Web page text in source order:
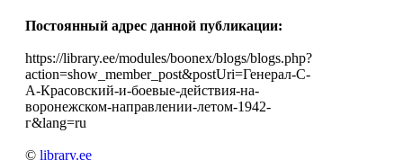
Постоянный адрес данной публикации:
https://library.ee/modules/boonex/blogs/blogs.php?
action=show_member_post&postUri=Генерал-С-
А-Красовский-и-боевые-действия-на-
воронежском-направлении-летом-1942-
г&lang=ru
© library.ee